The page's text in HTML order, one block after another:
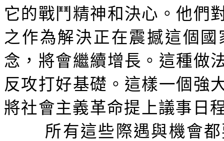
它的戰鬥精神和決心。他們
之作為解決正在震撼這個
念，將會繼續增長。這種做
反攻打好基礎。這樣一個強
將社會主義革命提上議事日
所有這些際遇與機會